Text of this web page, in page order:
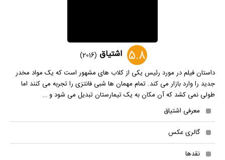
5.8 اشتیاق (2016)
داستان فیلم در مورد رئیس یکی از کلاب های مشهور است که یک مواد مخدر
جدید را وارد بازار می کند. تمام مهمان ها شبی فانتزی را تجربه می کنند اما
طولی نمی کشد که آن مکان به یک تیمارستان تبدیل می شود و …
معرفی اشتیاق
گالری عکس
نقدها